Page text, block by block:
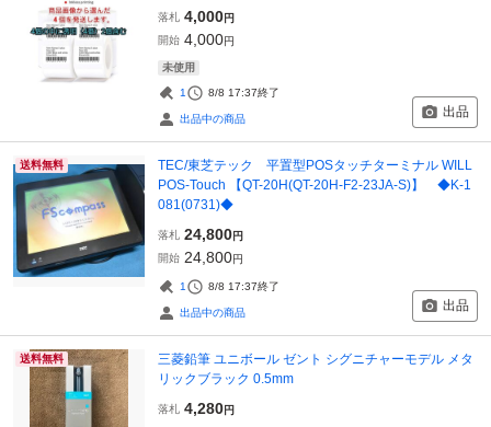
落札 4,000円
開始 4,000円
未使用
1 8/8 17:37終了
出品中の商品 出品
送料無料
TEC/東芝テック 平置型POSタッチターミナル WILL
POS-Touch 【QT-20H(QT-20H-F2-23JA-S)】 ◆K-1
081(0731)◆
落札 24,800円
開始 24,800円
1 8/8 17:37終了
出品中の商品 出品
送料無料
三菱鉛筆 ユニボール ゼント シグニチャーモデル メタ
リックブラック 0.5mm
落札 4,280円